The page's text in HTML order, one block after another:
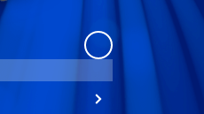
1000 2000